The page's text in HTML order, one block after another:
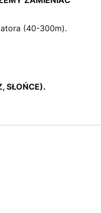
(40-300m).
SŁOŃCE).